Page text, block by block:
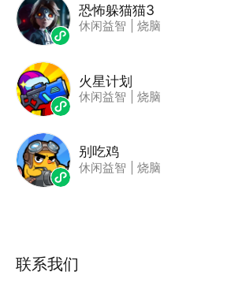
恐怖躲猫猫3
休闲益智 烧脑
火星计划
休闲益智 烧脑
别吃鸡
休闲益智 烧脑
联系我们